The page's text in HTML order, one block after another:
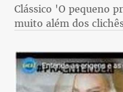
Clássico 'O pequeno
muito além dos